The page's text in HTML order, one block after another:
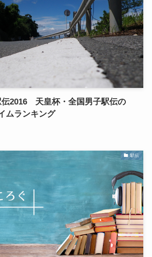
伝2016 天皇杯・全国男子駅伝の
ムランキング
駅伝